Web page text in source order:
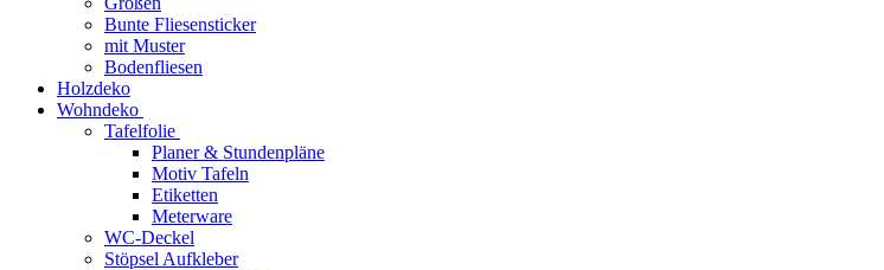
Bunte Fliesensticker
mit Muster
Bodenfliesen
Holzdeko
Wohndeko
Tafelfolie
Planer & Stundenpläne
Motiv Tafeln
Etiketten
Meterware
WC-Deckel
Stöpsel Aufkleber